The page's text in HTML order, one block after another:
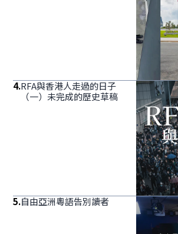
4.RFA與香港人走過的日子
（一）未完成的歷史草稿
5.自由亞洲粵語告別讀者